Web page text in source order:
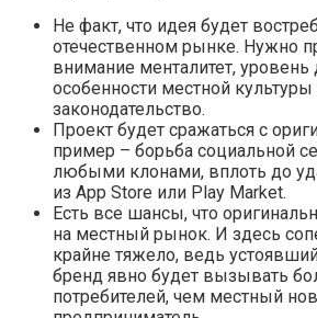
Не факт, что идея будет
отечественном рынке. Нужно
внимание менталитет, уровень
особенности местной культуры
законодательство.
Проект будет сражаться с
пример – борьба социальной
любыми клонами, вплоть до
из App Store или Play Market.
Есть все шансы, что
на местный рынок. И здесь
крайне тяжело, ведь
бренд явно будет вызывать
потребителей, чем местный